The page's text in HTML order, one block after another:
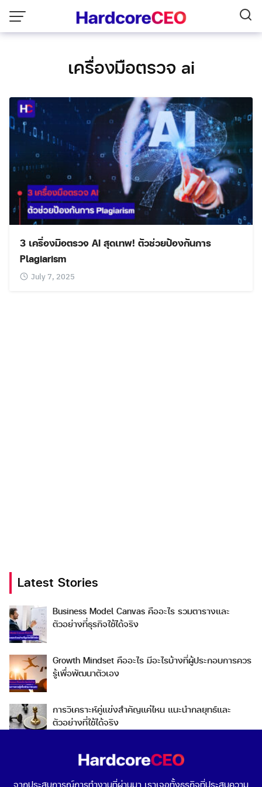
content
Search
for:
Search
เครื่องมือตรวจ ai
3 เครื่องมือตรวจ AI สุดเทพ! ตัวช่วยป้องกันการ
Plagiarism
July 7, 2025
Latest Stories
Business Model Canvas คืออะไร รวมตารางและ
ตัวอย่างที่ธุรกิจใช้ได้จริง
Growth Mindset คืออะไร มีอะไรบ้างที่ผู้ประกอบการควร
รู้เพื่อพัฒนาตัวเอง
การวิเคราะห์คู่แข่งสำคัญแค่ไหน แนะนำกลยุทธ์และ
ตัวอย่างที่ใช้ได้จริง
Go To Market คืออะไร เลือกกลยุทธ์การเข้าสู่ตลาดต่าง